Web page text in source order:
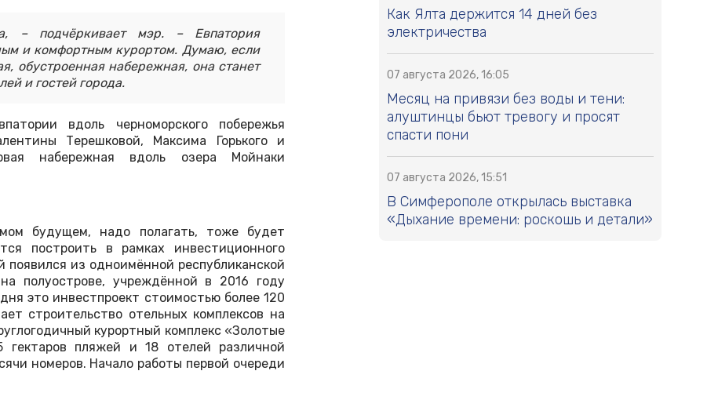
– подчёркивает мэр. – Евпатория
и комфортным курортом. Думаю, если
обустроенная набережная, она станет
и гостей города.
вдоль черноморского побережья
Терешковой, Максима Горького и
набережная вдоль озера Мойнаки
будущем, надо полагать, тоже будет
построить в рамках инвестиционного
из одноимённой республиканской
полуострове, учреждённой в 2016 году
это инвестпроект стоимостью более 120
строительство отельных комплексов на
курортный комплекс «Золотые
пляжей и 18 отелей различной
номеров. Начало работы первой очереди
Как Ялта держится 14 дней без
электричества
07 августа 2026, 16:05
Месяц на привязи без воды и тени:
алуштинцы бьют тревогу и просят
спасти пони
07 августа 2026, 15:51
В Симферополе открылась выставка
«Дыхание времени: роскошь и детали»